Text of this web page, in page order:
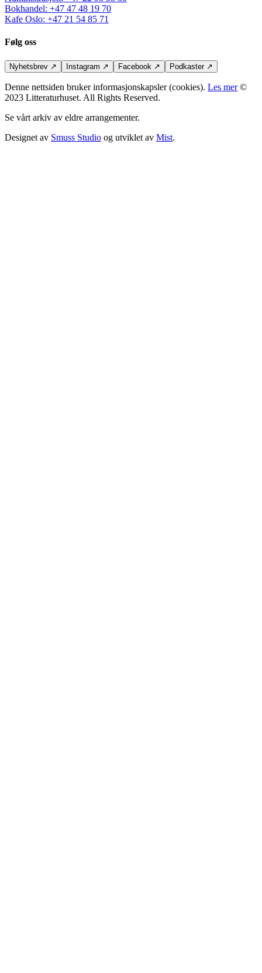
Bokhandel: +47 47 48 19 70
Kafe Oslo: +47 21 54 85 71
Følg oss
Nyhetsbrev ↗ Instagram ↗ Facebook ↗ Podkaster↗
Denne nettsiden bruker informasjonskapsler (cookies). Les mer©
2023 Litteraturhuset. All Rights Reserved.
Se vårt arkiv av eldre arrangementer.
Designet av Smuss Studio og utviklet av Mist.